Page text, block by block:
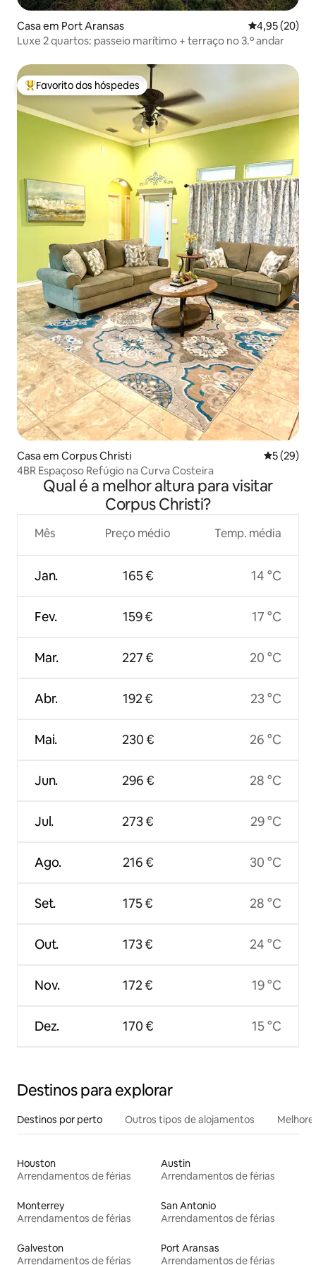
Casa em Port Aransas Classificação
4,95 (20)
Luxe 2 quartos: passeio marítimo + terraço no 3.º andar
Favoritos dos hóspedes mais apreciados
Favorito dos hóspedes
Casa em Corpus Christi
5 (29)
4BR Espaçoso Refúgio na Curva Costeira
Qual é a melhor altura para visitar
Corpus Christi?
Mês
Jan.
Fev.
Mar.
Abr.
Mai.
Jun.
Jul.
Ago.
Set.
Out.
Nov.
Dez.
Preço médio
165 €
159 €
227 €
192 €
230 €
296 €
273 €
216 €
175 €
173 €
172 €
170 €
Temp. média
14 °C
17 °C
20 °C
23 °C
26 °C
28 °C
29 °C
30 °C
28 °C
24 °C
19 °C
15 °C
Destinos para explorar
Destinos por perto Outros tipos de alojamentos
Houston
Arrendamentos de férias
Austin
Arrendamentos de férias
Monterrey
Arrendamentos de férias
San Antonio
Arrendamentos de férias
Galveston
Arrendamentos de férias
Port Aransas
Arrendamentos de férias